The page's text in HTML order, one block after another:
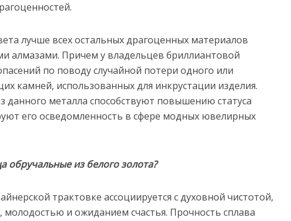
лучше всех остальных драгоценных материалов
алмазами. Причем у владельцев бриллиантовой
по поводу случайной потери одного или
камней, использованных для инкрустации изделия.
данного металла способствуют повышению статуса
его осведомленность в сфере модных ювелирных
обручальные из белого золота?
трактовке ассоциируется с духовной чистотой,
и ожиданием счастья. Прочность сплава